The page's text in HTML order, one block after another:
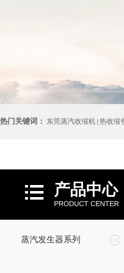
热门关键词： 东莞蒸汽收缩机 热收缩
产品中心
PRODUCT CENTER
蒸汽发生器系列